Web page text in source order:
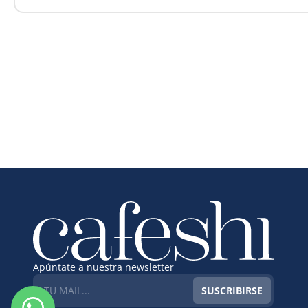
Apúntate a nuestra newsletter
SUSCRIBIRSE